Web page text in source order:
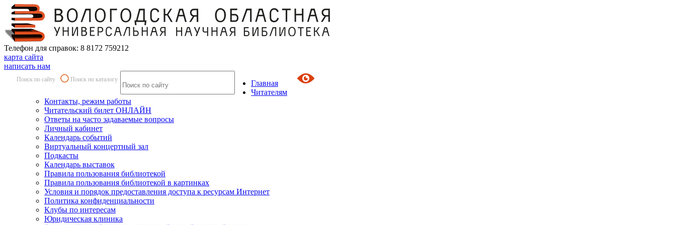
Телефон для справок: 8 8172 759212
карта сайта
написать нам
Поиск по сайту Поиск по каталогу
Главная
Читателям
Контакты, режим работы
Читательский билет ОНЛАЙН
Ответы на часто задаваемые вопросы
Личный кабинет
Календарь событий
Виртуальный концертный зал
Подкасты
Календарь выставок
Правила пользования библиотекой
Правила пользования библиотекой в картинках
Условия и порядок предоставления доступа к ресурсам Интернет
Политика конфиденциальности
Клубы по интересам
Юридическая клиника